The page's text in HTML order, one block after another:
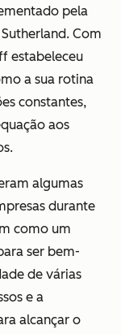
pela
Com
estabeleceu
a sua rotina
constantes,
aos
algumas
durante
como um
ser bem-
de várias
e a
alcançar o